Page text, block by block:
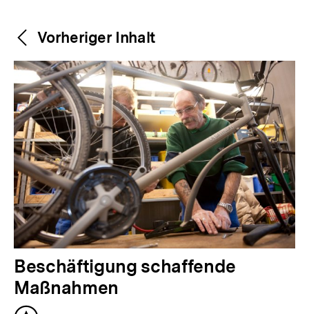
Weitere
Inhalte
Content-
Navigation
Vorheriger Inhalt
V
o
r
Beschäftigung schaffende
Maßnahmen